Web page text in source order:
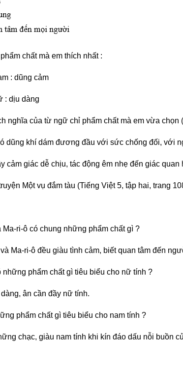
chất mà em thích nhất :
: dũng cảm
: dịu dàng
nghĩa của từ ngữ chỉ phẩm chất mà em vừa chọn
dũng khí dám đương đầu với sức chống đối, với
cảm giác dễ chịu, tác động êm nhẹ đến giác quan
Một vụ đắm tàu (Tiếng Việt 5, tập hai, trang
Ma-ri-ô có chung những phẩm chất gì ?
Ma-ri-ô đều giàu tình cảm, biết quan tâm đến
những phẩm chất gì tiêu biểu cho nữ tính ?
ân cần đầy nữ tính.
phẩm chất gì tiêu biểu cho nam tính ?
chạc, giàu nam tính khi kín đáo dấu nỗi buồn